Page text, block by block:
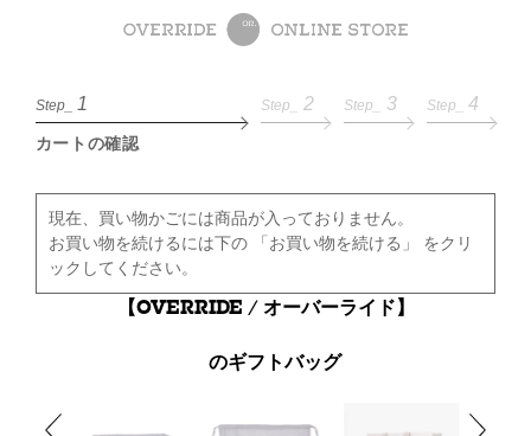
Step_ 1
カートの確認
Step_ 2 Step_ 3 Step_ 4
現在、買い物かごには商品が入っておりません。
お買い物を続けるには下の 「お買い物を続ける」 をクリ
ックしてください。
【OVERRIDE / オーバーライド】
のギフトバッグ